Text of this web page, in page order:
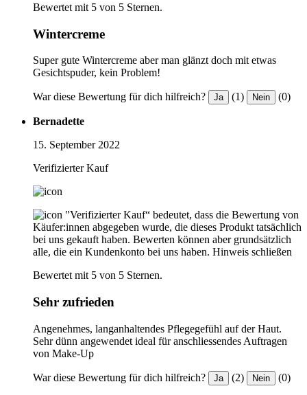
Bewertet mit 5 von 5 Sternen.
Wintercreme
Super gute Wintercreme aber man glänzt doch mit etwas
Gesichtspuder, kein Problem!
War diese Bewertung für dich hilfreich? Ja (1) Nein (0)
Bernadette
15. September 2022
Verifizierter Kauf
"Verifizierter Kauf“ bedeutet, dass die Bewertung von
Käufer:innen abgegeben wurde, die dieses Produkt tatsächlich
bei uns gekauft haben. Bewerten können aber grundsätzlich
alle, die ein Kundenkonto bei uns haben. Hinweis schließen
Bewertet mit 5 von 5 Sternen.
Sehr zufrieden
Angenehmes, langanhaltendes Pflegegefühl auf der Haut.
Sehr dünn angewendet ideal für anschliessendes Auftragen
von Make-Up
War diese Bewertung für dich hilfreich? Ja (2) Nein (0)